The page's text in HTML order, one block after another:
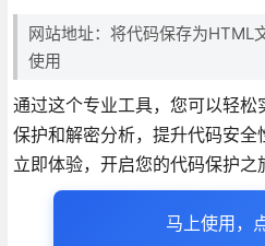
网站地址：将代码保存为HTML
使用
通过这个专业工具，您可以轻
保护和解密分析，提升代码安全
立即体验，开启您的代码保护之
马上使用，